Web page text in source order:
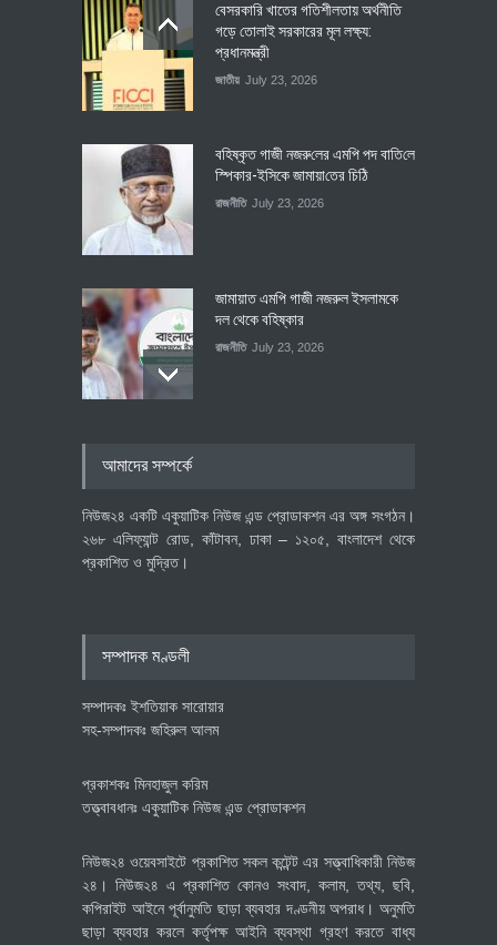
বেসরকারি খাতের গতিশীলতায় অর্থনীতি
গড়ে তোলাই সরকারের মূল লক্ষ্য:
প্রধানমন্ত্রী
জাতীয় July 23, 2026
বহিষ্কৃত গাজী নজরু‌লের এম‌পি পদ বা‌তি‌লে
স্পিকার-ইসিকে জামায়া‌তের চি‌ঠি
রাজনীতি July 23, 2026
জামায়াত এমপি গাজী নজরুল ইসলামকে
দল থেকে বহিষ্কার
রাজনীতি July 23, 2026
আমাদের সম্পর্কে
নিউজ২৪ একটি একুয়াটিক নিউজ এন্ড প্রোডাকশন এর অঙ্গ সংগঠন।
২৬৮ এলিফ্যান্ট রোড, কাঁটাবন, ঢাকা – ১২০৫, বাংলাদেশ থেকে
প্রকাশিত ও মুদ্রিত।
সম্পাদক মণ্ডলী
সম্পাদকঃ ইশতিয়াক সারোয়ার
সহ-সম্পাদকঃ জহিরুল আলম
প্রকাশকঃ মিনহাজুল করিম
তত্ত্বাবধানঃ একুয়াটিক নিউজ এন্ড প্রোডাকশন
নিউজ২৪ ওয়েবসাইটে প্রকাশিত সকল কন্টেন্ট এর সত্ত্বাধিকারী নিউজ
২৪। নিউজ২৪ এ প্রকাশিত কোনও সংবাদ, কলাম, তথ্য, ছবি,
কপিরাইট আইনে পূর্বানুমতি ছাড়া ব্যবহার দণ্ডনীয় অপরাধ। অনুমতি
ছাড়া ব্যবহার করলে কর্তৃপক্ষ আইনি ব্যবস্থা গ্রহণ করতে বাধ্য